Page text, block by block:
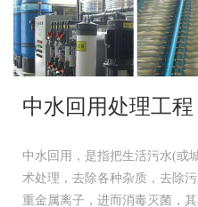
中水回用处理工程
中水回用，是指把生活污水(或
术处理，去除各种杂质，去除
重金属离子，进而消毒灭菌，